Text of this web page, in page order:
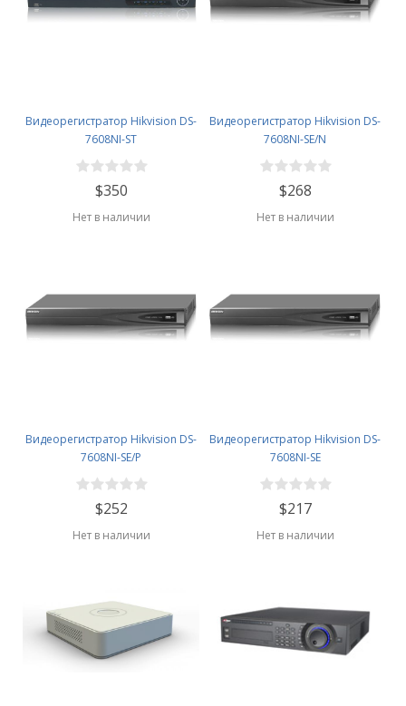
Видеорегистратор Hikvision DS-
7608NI-ST
$350
Нет в наличии
Видеорегистратор Hikvision DS-
7608NI-SE/N
$268
Нет в наличии
Видеорегистратор Hikvision DS-
7608NI-SE/P
$252
Нет в наличии
Видеорегистратор Hikvision DS-
7608NI-SE
$217
Нет в наличии